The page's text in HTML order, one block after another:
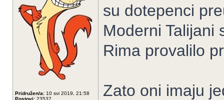
Pridružen/a: 10 svi 2019, 21:58
Postovi: 23537
su dotepenci
Moderni Talijani
Rima provalilo
Zato oni imaju